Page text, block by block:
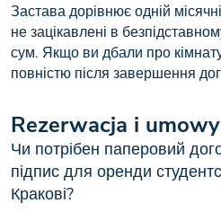
Застава дорівнює одній
не зацікавлені в
сум. Якщо ви дбали про
повністю після завершення
Rezerwacja i umowy
Чи потрібен паперовий
підпис для оренди
Кракові?